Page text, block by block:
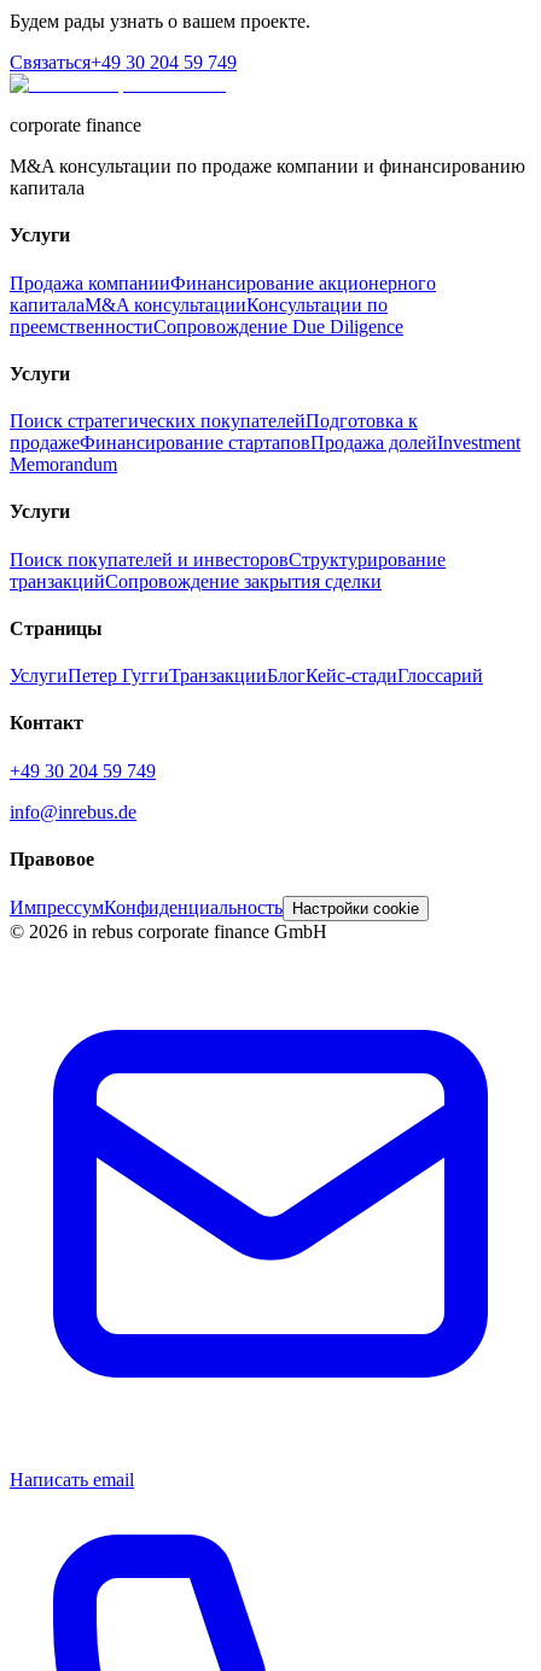
Будем рады узнать о вашем проекте.
Связаться+49 30 204 59 749
corporate finance
M&A консультации по продаже компании и финансированию
капитала
Услуги
Продажа компанииФинансирование акционерного
капиталаM&A консультацииКонсультации по
преемственностиСопровождение Due Diligence
Услуги
Поиск стратегических покупателейПодготовка к
продажеФинансирование стартаповПродажа долейInvestment
Memorandum
Услуги
Поиск покупателей и инвесторовСтруктурирование
транзакцийСопровождение закрытия сделки
Страницы
УслугиПетер ГуггиТранзакцииБлогКейс-стадиГлоссарий
Контакт
+49 30 204 59 749
info@inrebus.de
Правовое
ИмпрессумКонфиденциальность Настройки cookie
© 2026 in rebus corporate finance GmbH
Написать email